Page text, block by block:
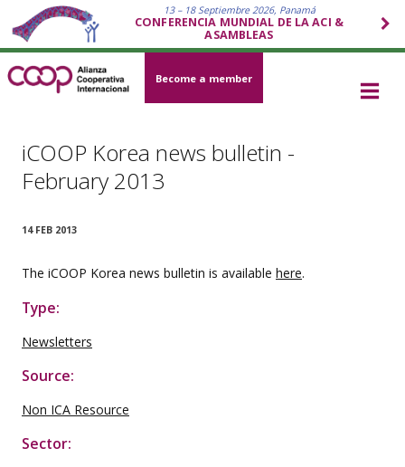
13 – 18 Septiembre 2026, Panamá
CONFERENCIA MUNDIAL DE LA ACI &
ASAMBLEAS
Become a member
iCOOP Korea news bulletin -
February 2013
14 FEB 2013
The iCOOP Korea news bulletin is available here.
Type:
Newsletters
Source:
Non ICA Resource
Sector: